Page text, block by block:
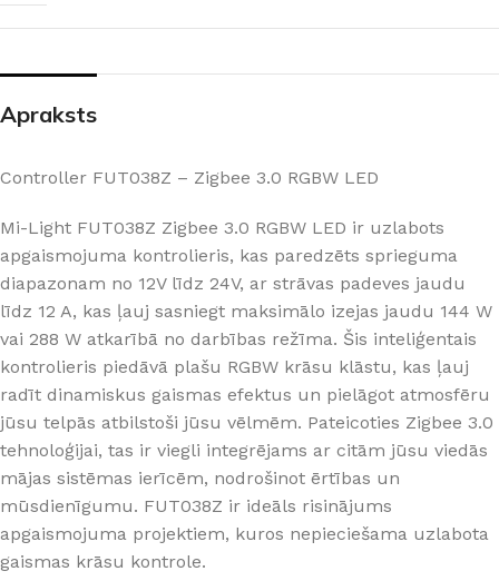
Apraksts
Controller FUT038Z – Zigbee 3.0 RGBW LED
Mi-Light FUT038Z Zigbee 3.0 RGBW LED ir uzlabots
apgaismojuma kontrolieris, kas paredzēts sprieguma
diapazonam no 12V līdz 24V, ar strāvas padeves jaudu
līdz 12 A, kas ļauj sasniegt maksimālo izejas jaudu 144 W
vai 288 W atkarībā no darbības režīma. Šis inteliģentais
kontrolieris piedāvā plašu RGBW krāsu klāstu, kas ļauj
radīt dinamiskus gaismas efektus un pielāgot atmosfēru
jūsu telpās atbilstoši jūsu vēlmēm. Pateicoties Zigbee 3.0
tehnoloģijai, tas ir viegli integrējams ar citām jūsu viedās
mājas sistēmas ierīcēm, nodrošinot ērtības un
mūsdienīgumu. FUT038Z ir ideāls risinājums
apgaismojuma projektiem, kuros nepieciešama uzlabota
gaismas krāsu kontrole.